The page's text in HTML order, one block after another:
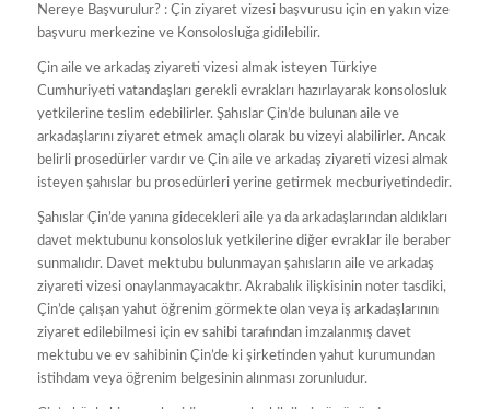
Nereye Başvurulur? : Çin ziyaret vizesi başvurusu için en yakın vize
başvuru merkezine ve Konsolosluğa gidilebilir.
Çin aile ve arkadaş ziyareti vizesi almak isteyen Türkiye
Cumhuriyeti vatandaşları gerekli evrakları hazırlayarak konsolosluk
yetkilerine teslim edebilirler. Şahıslar Çin’de bulunan aile ve
arkadaşlarını ziyaret etmek amaçlı olarak bu vizeyi alabilirler. Ancak
belirli prosedürler vardır ve Çin aile ve arkadaş ziyareti vizesi almak
isteyen şahıslar bu prosedürleri yerine getirmek mecburiyetindedir.
Şahıslar Çin’de yanına gidecekleri aile ya da arkadaşlarından aldıkları
davet mektubunu konsolosluk yetkilerine diğer evraklar ile beraber
sunmalıdır. Davet mektubu bulunmayan şahısların aile ve arkadaş
ziyareti vizesi onaylanmayacaktır. Akrabalık ilişkisinin noter tasdiki,
Çin’de çalışan yahut öğrenim görmekte olan veya iş arkadaşlarının
ziyaret edilebilmesi için ev sahibi tarafından imzalanmış davet
mektubu ve ev sahibinin Çin’de ki şirketinden yahut kurumundan
istihdam veya öğrenim belgesinin alınması zorunludur.